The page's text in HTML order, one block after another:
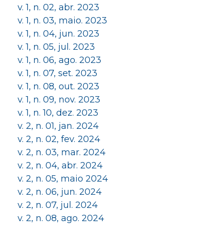
v. 1, n. 02, abr. 2023
v. 1, n. 03, maio. 2023
v. 1, n. 04, jun. 2023
v. 1, n. 05, jul. 2023
v. 1, n. 06, ago. 2023
v. 1, n. 07, set. 2023
v. 1, n. 08, out. 2023
v. 1, n. 09, nov. 2023
v. 1, n. 10, dez. 2023
v. 2, n. 01, jan. 2024
v. 2, n. 02, fev. 2024
v. 2, n. 03, mar. 2024
v. 2, n. 04, abr. 2024
v. 2, n. 05, maio 2024
v. 2, n. 06, jun. 2024
v. 2, n. 07, jul. 2024
v. 2, n. 08, ago. 2024